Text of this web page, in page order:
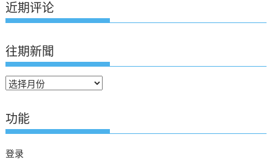
近期评论
往期新聞
往
新
聞
功能
登录